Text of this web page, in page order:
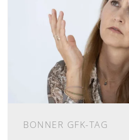
BONNER GFK-TAG